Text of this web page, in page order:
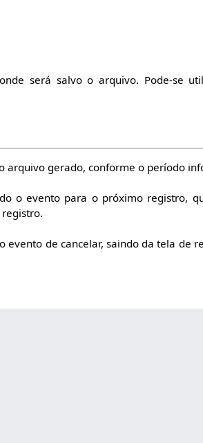
será salvo o arquivo. Pode-se
arquivo gerado, conforme o período
o evento para o próximo registro,
evento de cancelar, saindo da tela de